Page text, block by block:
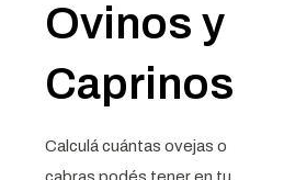
Ovinos y
Caprinos
Calculá cuántas ovejas o